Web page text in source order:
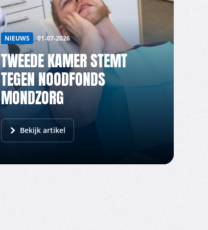
NIEUWS 01-07-2026
TWEEDE KAMER STEMT
TEGEN NOODFONDS
MONDZORG
Bekijk artikel